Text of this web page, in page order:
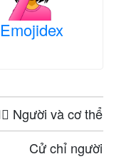
Emojidex
Người và cơ thể
Cử chỉ người